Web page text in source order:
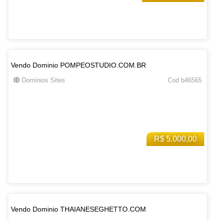
R$ 5.000,00
Vendo Dominio POMPEOSTUDIO.COM.BR
Dominios Sites Cod b46565
Vendo Dominio THAIANESEGHETTO.COM